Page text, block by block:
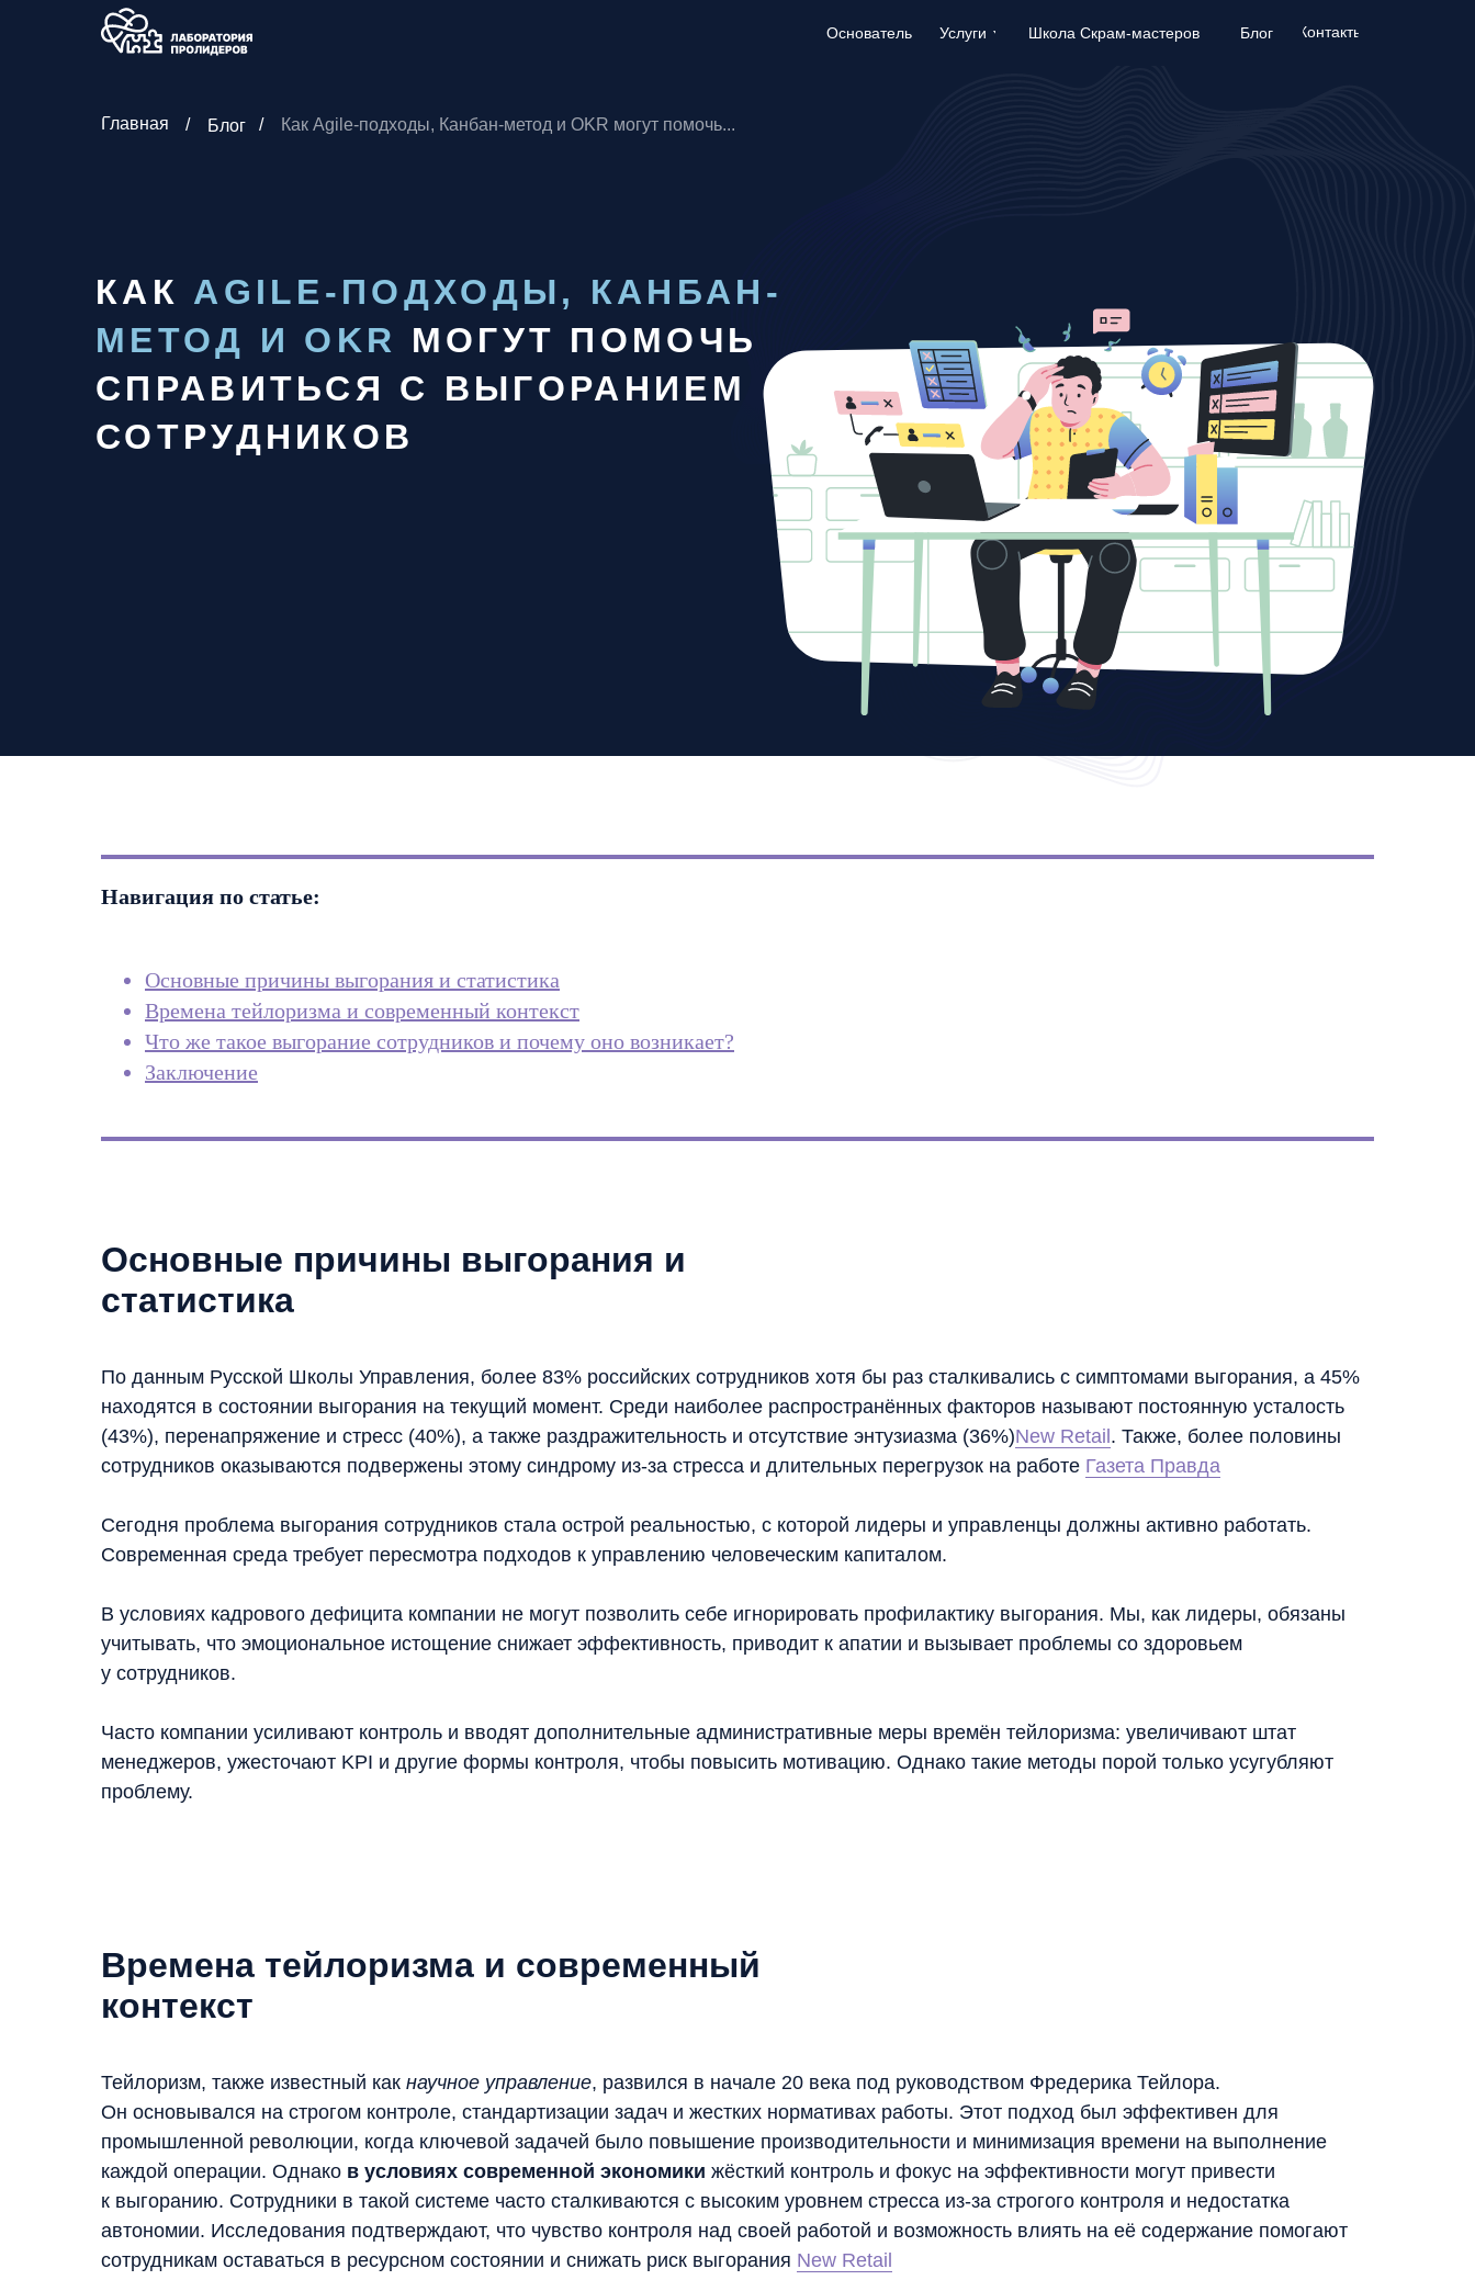
Основатель Школа Скрам-мастеров
Услуги Контакты
Блог
Основатель Школа Скрам-мастеров
Услуги Контакты
Блог
Главная Блог
/ / Как Agile-подходы, Канбан-метод и OKR могут помочь...
КАК AGILE-ПОДХОДЫ, КАНБАН-
МЕТОД И OKR МОГУТ ПОМОЧЬ
СПРАВИТЬСЯ С ВЫГОРАНИЕМ
СОТРУДНИКОВ
Навигация по статье:
Основные причины выгорания и статистика
Времена тейлоризма и современный контекст
Что же такое выгорание сотрудников и почему оно возникает?
Заключение
Основные причины выгорания и
статистика
По данным Русской Школы Управления, более 83% российских сотрудников хотя бы раз сталкивались с симптомами выгорания, а 45%
находятся в состоянии выгорания на текущий момент. Среди наиболее распространённых факторов называют постоянную усталость
(43%), перенапряжение и стресс (40%), а также раздражительность и отсутствие энтузиазма (36%)​New Retail . Также, более половины
сотрудников оказываются подвержены этому синдрому из-за стресса и длительных перегрузок на работе​ Газета Правда
Сегодня проблема выгорания сотрудников стала острой реальностью, с которой лидеры и управленцы должны активно работать.
Современная среда требует пересмотра подходов к управлению человеческим капиталом.
В условиях кадрового дефицита компании не могут позволить себе игнорировать профилактику выгорания. Мы, как лидеры, обязаны
учитывать, что эмоциональное истощение снижает эффективность, приводит к апатии и вызывает проблемы со здоровьем
у сотрудников.
Часто компании усиливают контроль и вводят дополнительные административные меры времён тейлоризма: увеличивают штат
менеджеров, ужесточают KPI и другие формы контроля, чтобы повысить мотивацию. Однако такие методы порой только усугубляют
проблему.
Времена тейлоризма и современный
контекст
Тейлоризм, также известный как научное управление, развился в начале 20 века под руководством Фредерика Тейлора.
Он основывался на строгом контроле, стандартизации задач и жестких нормативах работы. Этот подход был эффективен для
промышленной революции, когда ключевой задачей было повышение производительности и минимизация времени на выполнение
каждой операции. Однако в условиях современной экономики жёсткий контроль и фокус на эффективности могут привести
к выгоранию. Сотрудники в такой системе часто сталкиваются с высоким уровнем стресса из-за строгого контроля и недостатка
автономии. Исследования подтверждают, что чувство контроля над своей работой и возможность влиять на её содержание помогают
сотрудникам оставаться в ресурсном состоянии и снижать риск выгорания​ New Retail